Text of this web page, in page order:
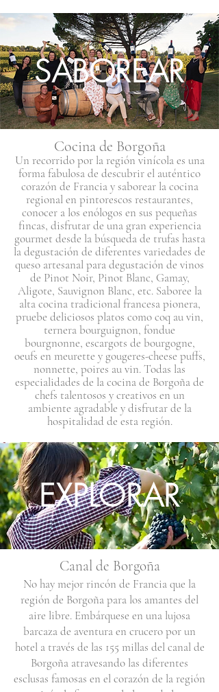
SABOREAR
Cocina de Borgoña
Un recorrido por la región vinícola es una
forma fabulosa de descubrir el auténtico
corazón de Francia y saborear la cocina
regional en pintorescos restaurantes,
conocer a los enólogos en sus pequeñas
fincas, disfrutar de una gran experiencia
gourmet desde la búsqueda de trufas hasta
la degustación de diferentes variedades de
queso artesanal para degustación de vinos
de Pinot Noir, Pinot Blanc, Gamay,
Aligote, Sauvignon Blanc, etc. Saboree la
alta cocina tradicional francesa pionera,
pruebe deliciosos platos como coq au vin,
ternera bourguignon, fondue
bourgnonne, escargots de bourgogne,
oeufs en meurette y gougeres-cheese puffs,
nonnette, poires au vin. Todas las
especialidades de la cocina de Borgoña de
chefs talentosos y creativos en un
ambiente agradable y disfrutar de la
hospitalidad de esta región.
EXPLORAR
Canal de Borgoña
No hay mejor rincón de Francia que la
región de Borgoña para los amantes del
aire libre. Embárquese en una lujosa
barcaza de aventura en crucero por un
hotel a través de las 155 millas del canal de
Borgoña atravesando las diferentes
esclusas famosas en el corazón de la región